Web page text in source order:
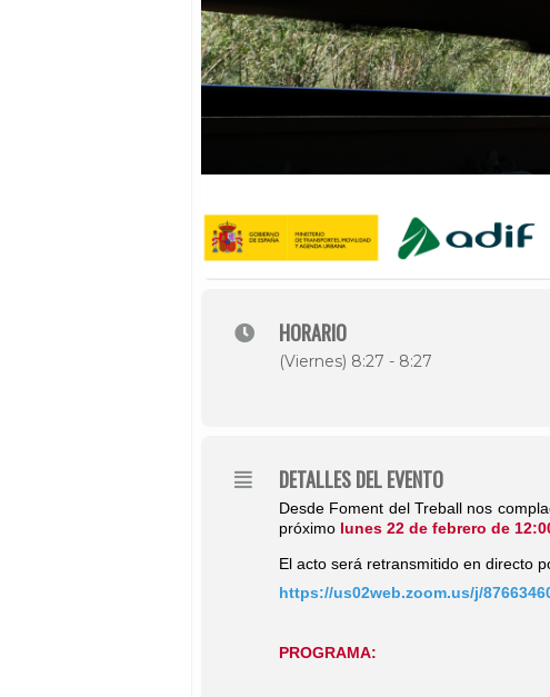
HORARIO
(Viernes) 8:27 - 8:27
DETALLES DEL EVENTO
Desde Foment del Treball nos
próximo lunes 22 de febrero de
El acto será retransmitido en directo
https://us02web.zoom.us/j/
PROGRAMA: